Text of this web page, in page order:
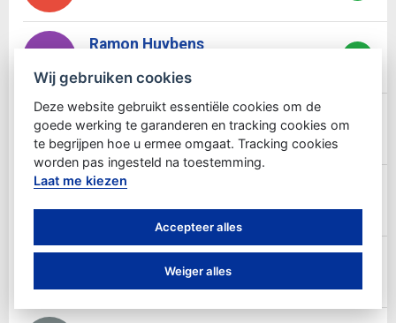
Ramon Huybens
SV
Sven Van londersele
M40
75
Frederic Grifnee
Seppe Van acker
Wij gebruiken cookies
Deze website gebruikt essentiële cookies om de
goede werking te garanderen en tracking cookies om
te begrijpen hoe u ermee omgaat. Tracking cookies
worden pas ingesteld na toestemming.
Laat me kiezen
Accepteer alles
Weiger alles